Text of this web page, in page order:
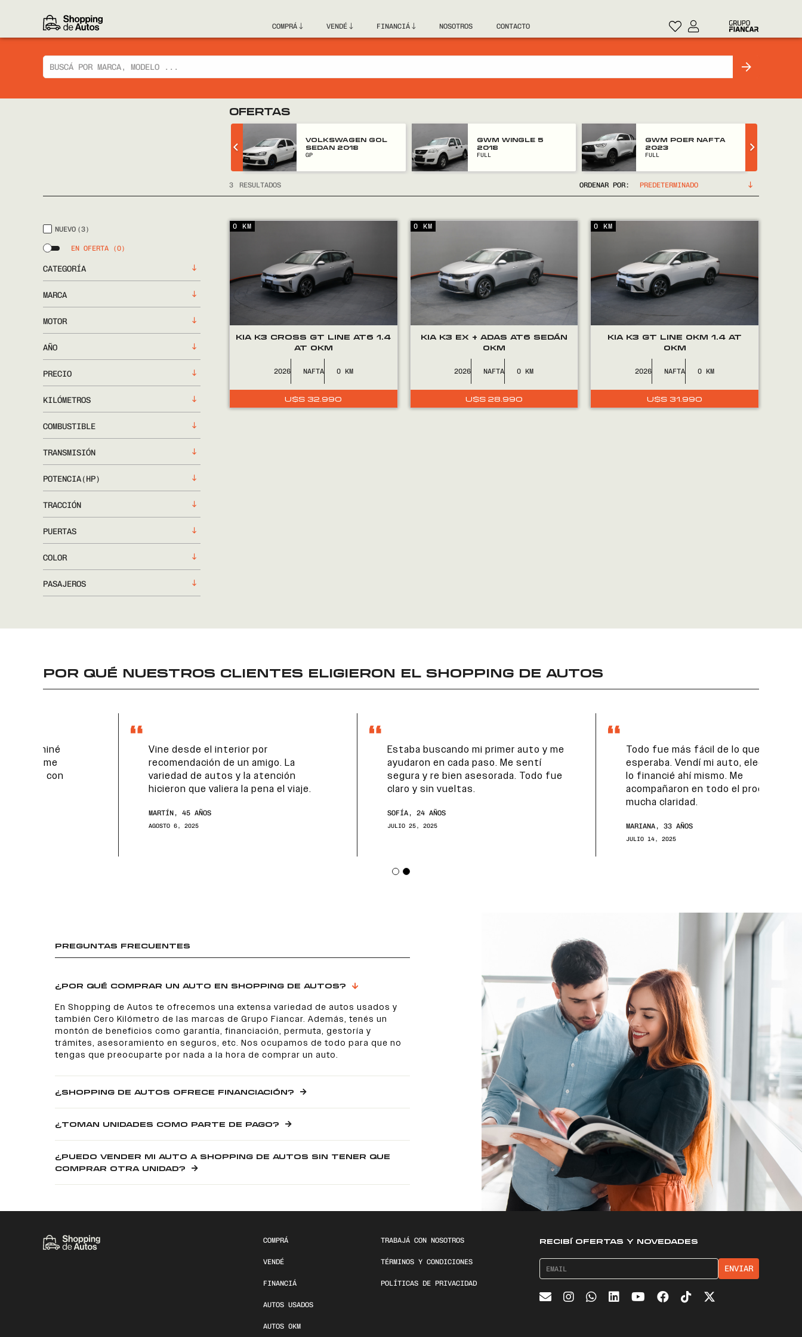
COMPRÁ VENDÉ FINANCIÁ NOSOTROS CONTACTO
OFERTAS
VOLKSWAGEN GOL
SEDAN 2018
GP
GWM WINGLE 5
2018
FULL
GWM POER NAFTA
2023
FULL
3 RESULTADOS ORDENAR POR:
NUEVO (3)
EN OFERTA (0)
CATEGORÍA
MARCA
MOTOR
AÑO
PRECIO
KILÓMETROS
COMBUSTIBLE
TRANSMISIÓN
POTENCIA(HP)
TRACCIÓN
PUERTAS
COLOR
PASAJEROS
KIA K3 CROSS GT LINE AT6 1.4
AT 0KM
2026 NAFTA 0
U$S 32.990
0 KM
KIA K3 EX + ADAS AT6 SEDÁN
0KM
2026 NAFTA 0
U$S 28.990
0 KM
KIA K3 GT LINE 0KM 1.4 AT
0KM
2026 NAFTA 0
U$S 31.990
0 KM
POR QUÉ NUESTROS CLIENTES ELIGIERON EL SHOPPING DE AUTOS
Vine desde el interior por
recomendación de un amigo. La
variedad de autos y la atención
hicieron que valiera la pena el viaje.
Estaba buscando mi primer auto y me
ayudaron en cada paso. Me sentí
segura y re bien asesorada. Todo fue
claro y sin vueltas.
Todo fue más fácil de lo que
esperaba. Vendí mi auto, elegí otro y
lo financié ahí mismo. Me
acompañaron en todo el proceso con
PREGUNTAS FRECUENTES
¿POR QUÉ COMPRAR UN AUTO EN SHOPPING DE AUTOS?
En Shopping de Autos te ofrecemos una extensa variedad de autos usados y
también Cero Kilómetro de las marcas de Grupo Fiancar. Además, tenés un
montón de beneficios como garantía, financiación, permuta, gestoría y
trámites, asesoramiento en seguros, etc. Nos ocupamos de todo para que no
tengas que preocuparte por nada a la hora de comprar un auto.
¿SHOPPING DE AUTOS OFRECE FINANCIACIÓN?
¿TOMAN UNIDADES COMO PARTE DE PAGO?
¿PUEDO VENDER MI AUTO A SHOPPING DE AUTOS SIN TENER QUE
COMPRAR OTRA UNIDAD?
COMPRÁ
VENDÉ
FINANCIÁ
AUTOS USADOS
AUTOS 0KM
TRABAJÁ CON NOSOTROS
TÉRMINOS Y CONDICIONES
POLÍTICAS DE PRIVACIDAD
RECIBÍ OFERTAS Y NOVEDADES